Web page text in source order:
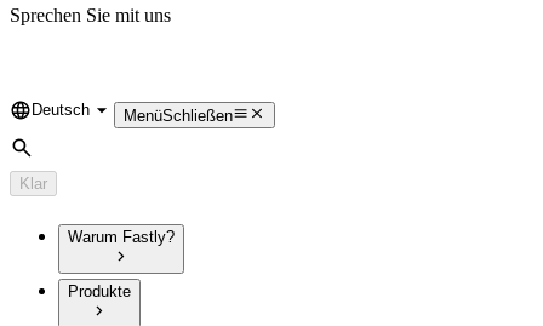
Sprechen Sie mit uns
Language
Deutsch MenüSchließen
Suche
Klar
Warum Fastly?
Produkte